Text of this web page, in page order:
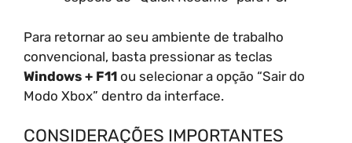
Para retornar ao seu ambiente de trabalho
convencional, basta pressionar as teclas
Windows + F11 ou selecionar a opção “Sair do
Modo Xbox” dentro da interface.
CONSIDERAÇÕES IMPORTANTES